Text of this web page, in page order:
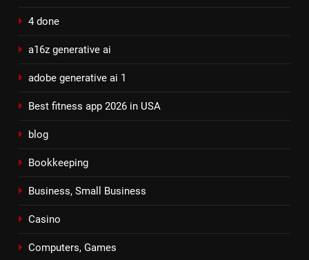
4 done
a16z generative ai
adobe generative ai 1
Best fitness app 2026 in USA
blog
Bookkeeping
Business, Small Business
Casino
Computers, Games